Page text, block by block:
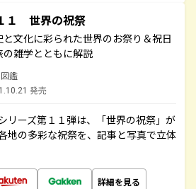
１ 世界の祝祭
と文化に彩られた世界のお祭り＆祝日
の雑学とともに解説
鑑
発売
リーズ第１１弾は、「世界の祝祭」が
地の多彩な祝祭を、記事と写真で立体
詳細を見る